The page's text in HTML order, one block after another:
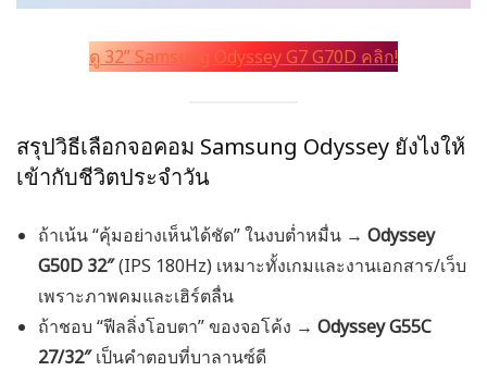
ดู 32” Samsung Odyssey G7 G70D คลิก!
สรุปวิธีเลือกจอคอม Samsung Odyssey ยังไงให้
เข้ากับชีวิตประจำวัน
ถ้าเน้น “คุ้มอย่างเห็นได้ชัด” ในงบต่ำหมื่น → Odyssey
G50D 32″(IPS 180Hz) เหมาะทั้งเกมและงานเอกสาร/เว็บ
เพราะภาพคมและเฮิร์ตลื่น
ถ้าชอบ “ฟีลลิ่งโอบตา” ของจอโค้ง → Odyssey G55C
27/32″เป็นคำตอบที่บาลานซ์ดี